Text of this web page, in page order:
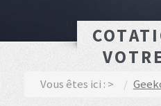
Vous êtes ici :